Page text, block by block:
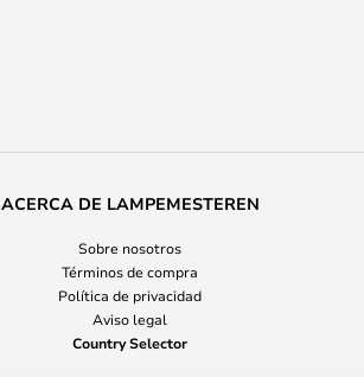
ACERCA DE LAMPEMESTEREN
Sobre nosotros
Términos de compra
Política de privacidad
Aviso legal
Country Selector